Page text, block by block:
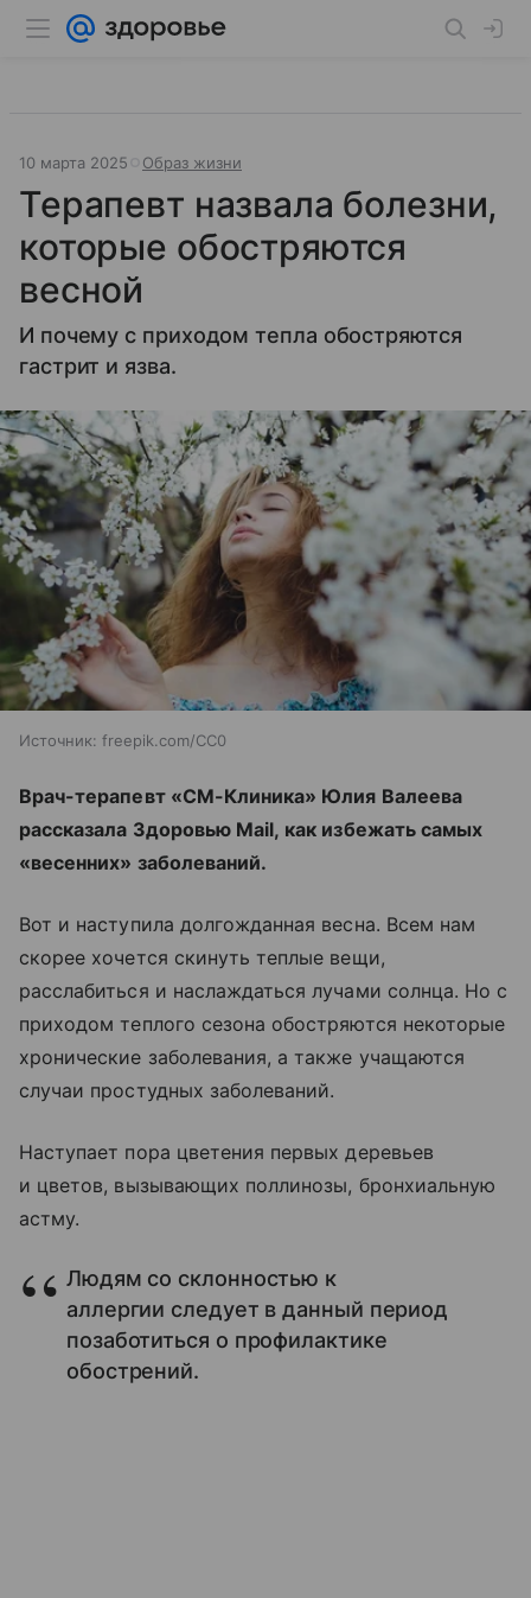
10 марта 2025 Образ жизни
Терапевт назвала болезни,
которые обостряются
весной
И почему с приходом тепла обостряются
гастрит и язва.
Источник: freepik.com/CC0
Врач-терапевт «СМ-Клиника» Юлия Валеева
рассказала Здоровью Mail, как избежать самых
«весенних» заболеваний.
Вот и наступила долгожданная весна. Всем нам
скорее хочется скинуть теплые вещи,
расслабиться и наслаждаться лучами солнца. Но с
приходом теплого сезона обостряются некоторые
хронические заболевания, а также учащаются
случаи простудных заболеваний.
Наступает пора цветения первых деревьев
и цветов, вызывающих поллинозы, бронхиальную
астму.
Людям со склонностью к
аллергии следует в данный период
позаботиться о профилактике
обострений.